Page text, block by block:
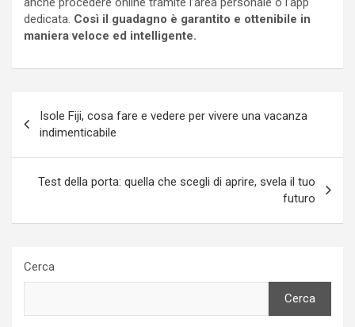
dedicata. Così il guadagno è garantito e ottenibile in
maniera veloce ed intelligente.
articoli
Isole Fiji, cosa fare e vedere per vivere una vacanza
indimenticabile
Test della porta: quella che scegli di aprire, svela il tuo
futuro
Cerca
Cerca